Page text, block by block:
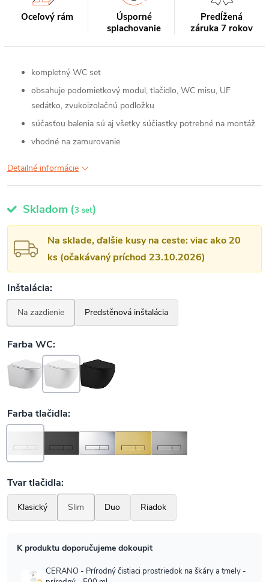
Oceľový rám
Úsporné
splachovanie
Predĺžená
záruka 7 rokov
kompletný WC set
obsahuje podomietkový modul, tlačidlo, WC misu, UF
sedátko, zvukoizolačnú podložku
súčasťou balenia sú aj všetky súčiastky potrebné na montáž
vhodné na zamurovanie
Detailné informácie
Skladom (3 set)
Na sklade, ďalšie kusy na ceste: viac ako 20
ks (očakávaný príchod 23.10.2026)